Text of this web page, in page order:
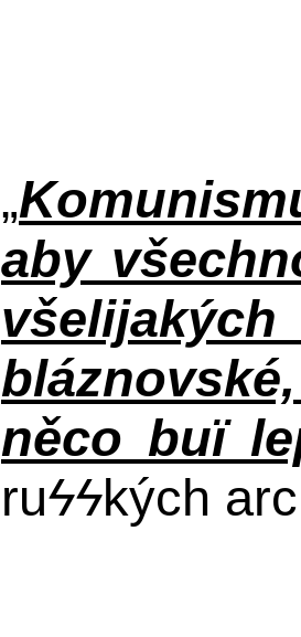
„
aby
něco buï
ruϟϟkých